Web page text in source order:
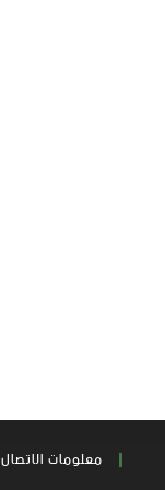
معلومات الاتصال